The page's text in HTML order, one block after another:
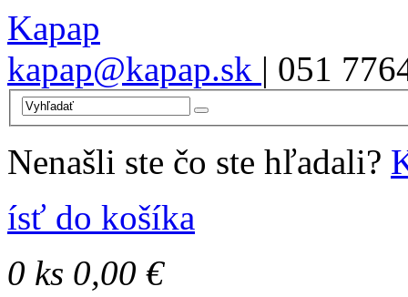
Kapap
kapap@kapap.sk | 051
Nenašli ste čo ste hľadali?
ísť do košíka
0 ks 0,00 €